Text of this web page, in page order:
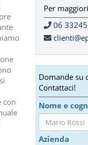
con
Per
06
Domande su
Contattaci!
Nome e
Azienda